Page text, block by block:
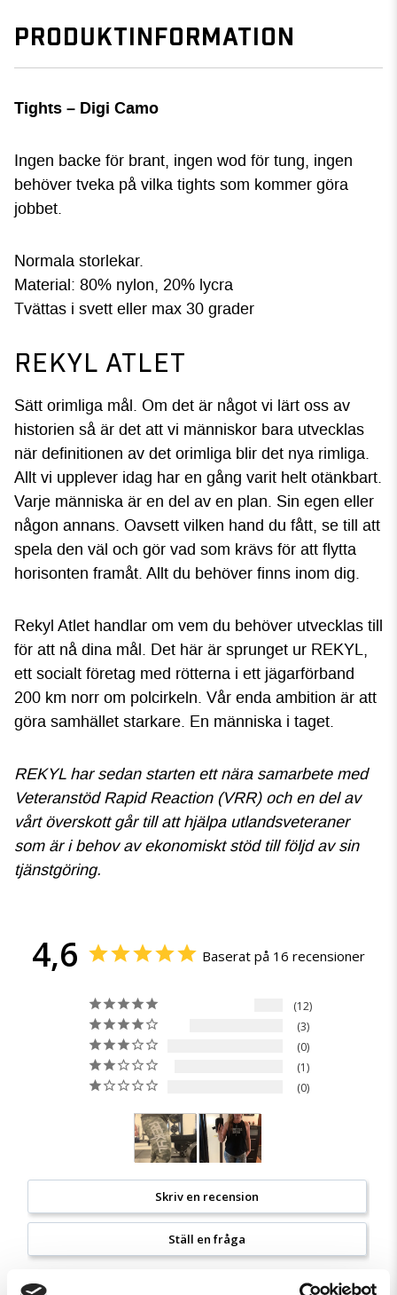
PRODUKTINFORMATION
Tights – Digi Camo
Ingen backe för brant, ingen wod för tung, ingen
behöver tveka på vilka tights som kommer göra
jobbet.
Normala storlekar.
Material: 80% nylon, 20% lycra
Tvättas i svett eller max 30 grader
REKYL ATLET
Sätt orimliga mål. Om det är något vi lärt oss av
historien så är det att vi människor bara utvecklas
när definitionen av det orimliga blir det nya rimliga.
Allt vi upplever idag har en gång varit helt otänkbart.
Varje människa är en del av en plan. Sin egen eller
någon annans. Oavsett vilken hand du fått, se till att
spela den väl och gör vad som krävs för att flytta
horisonten framåt. Allt du behöver finns inom dig.
Rekyl Atlet handlar om vem du behöver utvecklas till
för att nå dina mål. Det här är sprunget ur REKYL,
ett socialt företag med rötterna i ett jägarförband
200 km norr om polcirkeln. Vår enda ambition är att
göra samhället starkare. En människa i taget.
REKYL har sedan starten ett nära samarbete med
Veteranstöd Rapid Reaction (VRR) och en del av
vårt överskott går till att hjälpa utlandsveteraner
som är i behov av ekonomiskt stöd till följd av sin
tjänstgöring.
4,6 Baserat på 16 recensioner
12
3
0
1
0
Skriv en recension
Ställ en fråga
Recensioner